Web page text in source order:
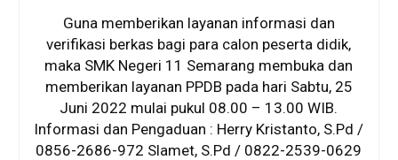
Guna memberikan layanan informasi dan
verifikasi berkas bagi para calon peserta didik,
maka SMK Negeri 11 Semarang membuka dan
memberikan layanan PPDB pada hari Sabtu, 25
Juni 2022 mulai pukul 08.00 – 13.00 WIB.
Informasi dan Pengaduan : Herry Kristanto, S.Pd /
0856-2686-972 Slamet, S.Pd / 0822-2539-0629